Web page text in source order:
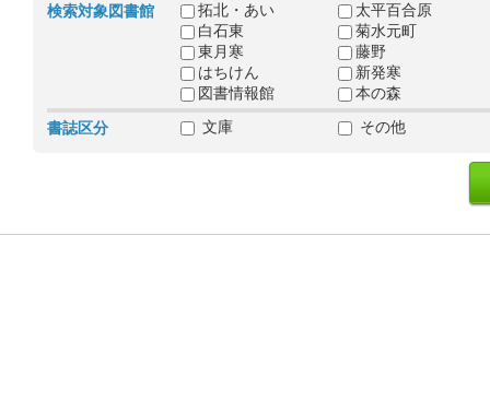
検索対象図書館
拓北・あい
太平百合原
白石東
菊水元町
東月寒
藤野
はちけん
新発寒
図書情報館
本の森
書誌区分
文庫 その他